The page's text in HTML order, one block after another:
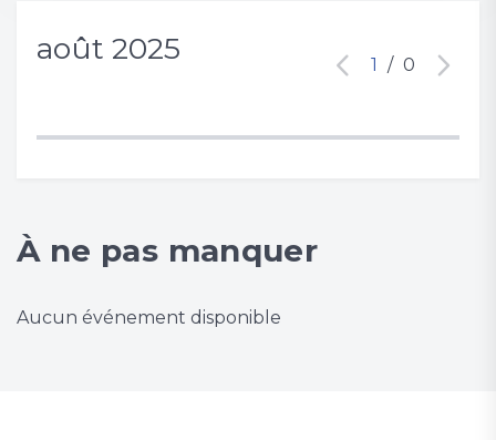
août 2025 1 / 0
À ne pas manquer
Aucun événement disponible